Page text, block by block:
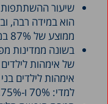
ממוצע של 87% במדינות ה-OECD.
בשונה ממדינות
למדי: 70% ו-75%, בהתאמה.